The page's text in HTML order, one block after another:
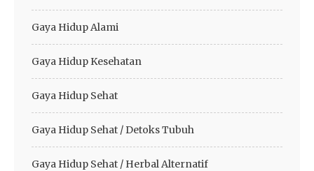
Gaya Hidup Alami
Gaya Hidup Kesehatan
Gaya Hidup Sehat
Gaya Hidup Sehat / Detoks Tubuh
Gaya Hidup Sehat / Herbal Alternatif